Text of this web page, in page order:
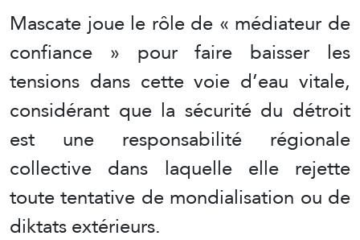
Mascate joue le rôle de « médiateur de
confiance » pour faire baisser les
tensions dans cette voie d’eau vitale,
considérant que la sécurité du détroit
est une responsabilité régionale
collective dans laquelle elle rejette
toute tentative de mondialisation ou de
diktats extérieurs.